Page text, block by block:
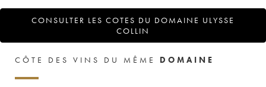
CONSULTER LES COTES DU DOMAINE ULYSSE
COLLIN
CÔTE DES VINS DU MÊME DOMAINE